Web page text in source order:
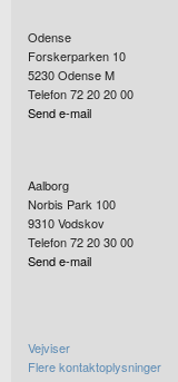
Odense
Forskerparken 10
5230Odense M
Telefon 72 20 20 00
Send e-mail
Aalborg
Norbis Park 100
9310Vodskov
Telefon 72 20 30 00
Send e-mail
Vejviser
Flere kontaktoplysninger